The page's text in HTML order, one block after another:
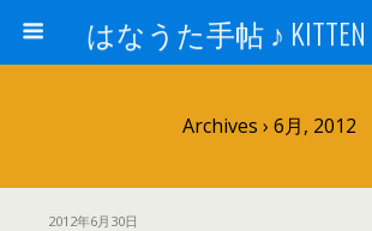
Archives › 6月, 2012
2012年6月30日